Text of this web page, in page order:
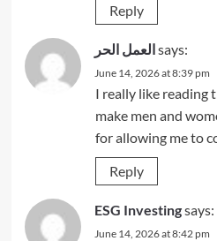
Reply
العمل الحرsays:
June 14, 2026 at 8:39 pm
I really like reading
make men and
for allowing me to
Reply
ESG Investingsays:
June 14, 2026 at 8:42 pm